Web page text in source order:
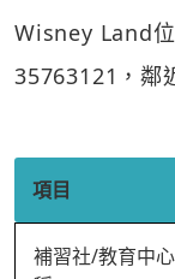
Wisney Land
35763121，鄰
項目
補習社/教育中